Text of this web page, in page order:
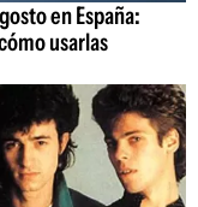
en España:
usarlas